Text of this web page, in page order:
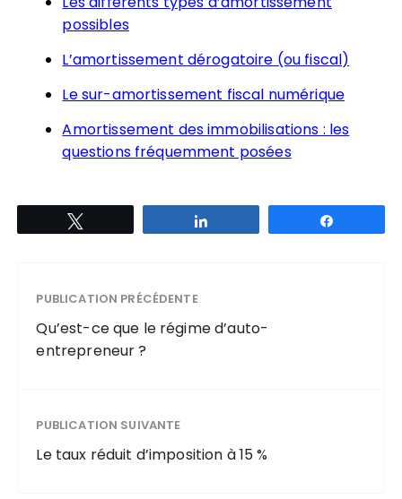
possibles
L’amortissement dérogatoire (ou fiscal)
Le sur-amortissement fiscal numérique
Amortissement des immobilisations : les
questions fréquemment posées
PUBLICATION PRÉCÉDENTE
Qu’est-ce que le régime d’auto-
entrepreneur ?
PUBLICATION SUIVANTE
Le taux réduit d’imposition à 15 %